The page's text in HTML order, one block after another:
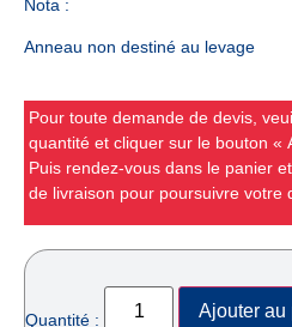
Nota :
Anneau non destiné au levage
Pour toute demande de devis,
quantité et cliquer sur le bouton «
Puis rendez-vous dans le panier
de livraison pour poursuivre votre
Quantité : Ajouter au